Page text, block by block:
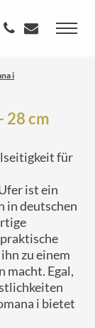
i
28 cm
für
ist ein
in deutschen
zu einem
macht. Egal,
i bietet